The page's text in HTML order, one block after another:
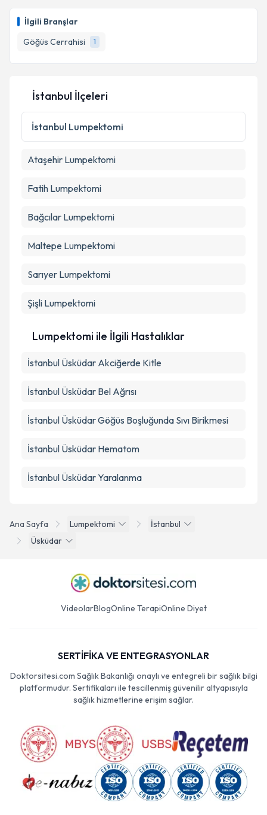
İlgili Branşlar
Göğüs Cerrahisi
1
takvim hazırlandığında e-posta ile bilgilendireceğiz.
E-posta Adresiniz
Kişisel verilerimin işlenmesine ilişkinAydınlatma
Metni
'ni okudum ve kişisel verilerimin belirtilen
kapsamda işlenmesini kabul ediyorum.
Ana Sayfa Lumpektomi
İstanbul
Üsküdar
İstanbul İlçeleri
İstanbul Lumpektomi
Ataşehir Lumpektomi
Fatih Lumpektomi
Bağcılar Lumpektomi
Maltepe Lumpektomi
Sarıyer Lumpektomi
Şişli Lumpektomi
Lumpektomi ile İlgili Hastalıklar
İstanbul Üsküdar Akciğerde Kitle
İstanbul Üsküdar Bel Ağrısı
İstanbul Üsküdar Göğüs Boşluğunda Sıvı Birikmesi
İstanbul Üsküdar Hematom
İstanbul Üsküdar Yaralanma
VideolarBlogOnline TerapiOnline Diyet
SERTİFİKA VE ENTEGRASYONLAR
Doktorsitesi.com Sağlık Bakanlığı onaylı ve entegreli bir sağlık bilgi
platformudur. Sertifikaları ile tescillenmiş güvenilir altyapısıyla
sağlık hizmetlerine erişim sağlar.